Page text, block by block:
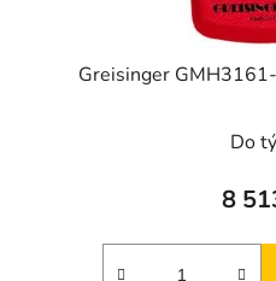
Greisinger
Do
8